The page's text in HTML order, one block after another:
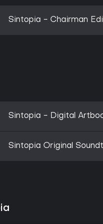
Sintopia - Chairman
Sintopia - Digital
Sintopia Original